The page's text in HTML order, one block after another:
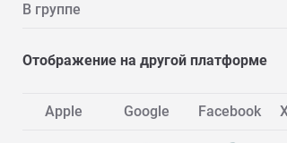
В группе
Отображение на другой платформе
Apple Google Facebook